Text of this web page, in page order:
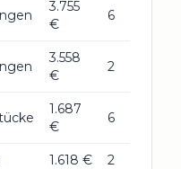
3.755
€
6
3.558
€
2
1.687
€
6
1.618 € 2